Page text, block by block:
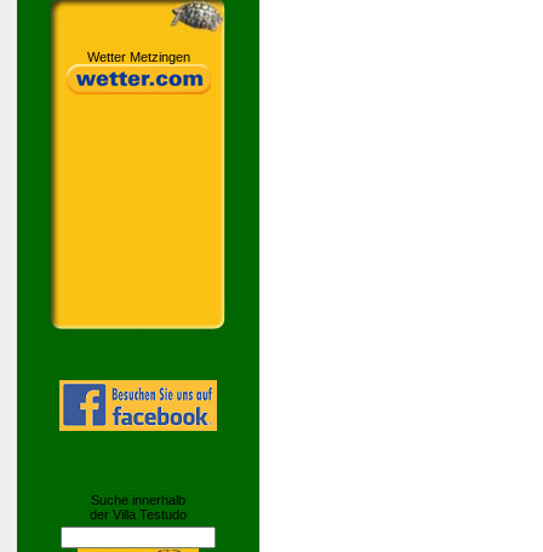
Wetter Metzingen
Suche innerhalb
der Villa Testudo